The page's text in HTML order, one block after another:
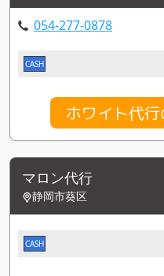
054-277-0878
CASH
ホワイト代
マロン代行
静岡市葵区
CASH